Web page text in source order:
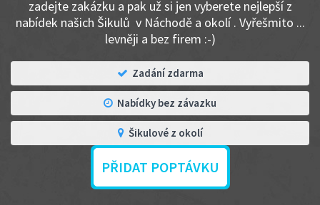
zadejte zakázku a pak už si jen vyberete nejlepší z
nabídek našich Šikulů v Náchodě a okolí . Vyřešmito ...
levněji a bez firem :-)
Zadání zdarma
Nabídky bez závazku
Šikulové z okolí
PŘIDAT POPTÁVKU